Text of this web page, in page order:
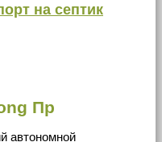
на септик
Пр
автономной